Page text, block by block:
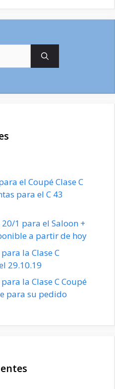
el Coupé Clase C
para el C 43
1 para el Saloon +
a partir de hoy
la Clase C
29.10.19
la Clase C Coupé
para su pedido